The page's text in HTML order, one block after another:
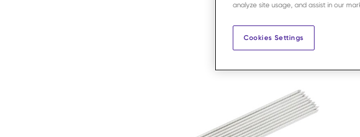
analyze site usage, and assist in our
Cookies Settings